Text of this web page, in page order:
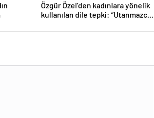
Özgür Özel’den kadınlara yönelik
kullanılan dile tepki: “Utanmazca